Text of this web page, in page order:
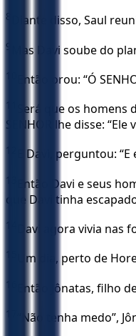
8 Diante disso, Saul
9 Mas Davi soube do
10 Então orou: “Ó
11
Será que os
SENHOR lhe disse: “Ele
12 E Davi, perguntou:
13
Então Davi e seus
que Davi tinha
14 Davi agora vivia nas
15 Um dia, perto de
16 Então Jônatas, filho
17 “Não tenha medo”,